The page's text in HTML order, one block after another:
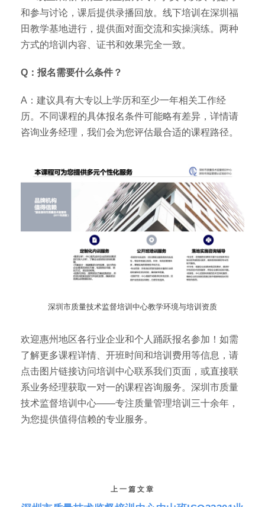
和参与讨论，课后提供录播回放。线下培训在深圳福
田教学基地进行，提供面对面交流和实操演练。两种
方式的培训内容、证书和效果完全一致。
Q：报名需要什么条件？
A：建议具有大专以上学历和至少一年相关工作经
历。不同课程的具体报名条件可能略有差异，详情请
咨询业务经理，我们会为您评估最合适的课程路径。
深圳市质量技术监督培训中心教学环境与培训资质
欢迎惠州地区各行业企业和个人踊跃报名参加！如需
了解更多课程详情、开班时间和培训费用等信息，请
点击图片链接访问培训中心联系我们页面，或直接联
系业务经理获取一对一的课程咨询服务。深圳市质量
技术监督培训中心——专注质量管理培训三十余年，
为您提供值得信赖的专业服务。
上一篇文章